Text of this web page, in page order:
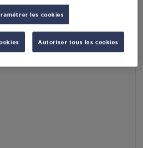
Accès
les cookies
Autoriser tous les cookies